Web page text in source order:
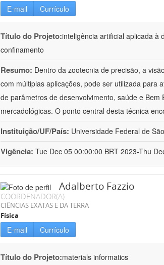
E-mail Currículo
Título do Projeto:inteligência artificial aplicada à
confinamento
Resumo: Dentro da zootecnia de precisão, a
com múltiplas aplicações, pode ser utilizada para
de parâmetros de desenvolvimento, saúde e
mercadológicas. O ponto central desta técnica
Instituição/UF/País: Universidade Federal de
Vigência: Tue Dec 05 00:00:00 BRT 2023-Thu
Adalberto Fazzio
COORDENADOR(A)
CIÊNCIAS EXATAS E DA TERRA
Física
E-mail Currículo
Título do Projeto:materials informatics